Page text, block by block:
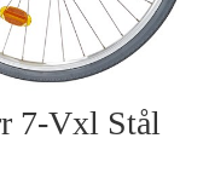
7-Vxl Stål